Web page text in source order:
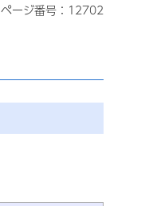
ページ番号：12702